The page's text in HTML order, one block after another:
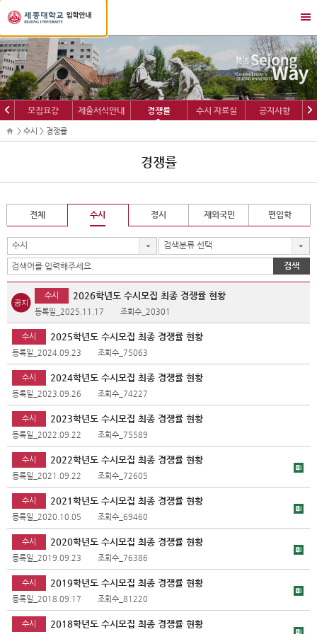
세
종
대
학
교
입
학
정
보
뉴
열
기/
닫
기
이
전
다
음
모집요강 제출서식안내 경쟁률 수시 자료실 공지사항
> 수시 > 경쟁률
경쟁률
전체 수시 정시 재외국민 편입학
수시 검색분류 선택
검색
수시 2026학년도 수시모집 최종 경쟁률 현황
등록일_2025.11.17 조회수_20301
수시 2025학년도 수시모집 최종 경쟁률 현황
등록일_2024.09.23 조회수_75063
수시 2024학년도 수시모집 최종 경쟁률 현황
등록일_2023.09.26 조회수_74227
수시 2023학년도 수시모집 최종 경쟁률 현황
등록일_2022.09.22 조회수_75589
수시 2022학년도 수시모집 최종 경쟁률 현황
등록일_2021.09.22 조회수_72605
수시 2021학년도 수시모집 최종 경쟁률 현황
등록일_2020.10.05 조회수_69460
수시 2020학년도 수시모집 최종 경쟁률 현황
등록일_2019.09.23 조회수_76386
수시 2019학년도 수시모집 최종 경쟁률 현황
등록일_2018.09.17 조회수_81220
수시 2018학년도 수시모집 최종 경쟁률 현황